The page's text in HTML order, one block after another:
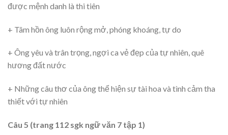
được mệnh danh là thi tiên
+ Tâm hồn ông luôn rộng mở, phóng khoáng, tự do
+ Ông yêu và trân trọng, ngợi ca vẻ đẹp của tự nhiên, quê
hương đất nước
+ Những câu thơ của ông thể hiện sự tài hoa và tình cảm tha
thiết với tự nhiên
Câu 5 (trang 112 sgk ngữ văn 7 tập 1)